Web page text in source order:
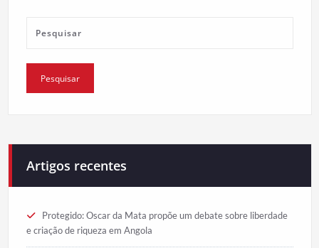
Artigos recentes
Protegido: Oscar da Mata propõe um debate sobre liberdade
e criação de riqueza em Angola